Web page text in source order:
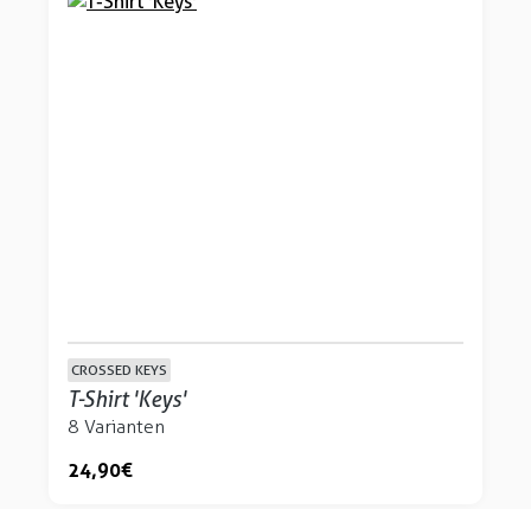
CROSSED KEYS
T-Shirt 'Keys'
8 Varianten
24,90 €